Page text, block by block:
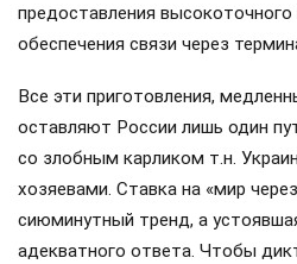
предоставления
обеспечения связи через
Все эти приготовления,
оставляют России лишь один
со злобным карликом т.н.
хозяевами. Ставка на «мир
сиюминутный тренд, а
адекватного ответа. Чтобы